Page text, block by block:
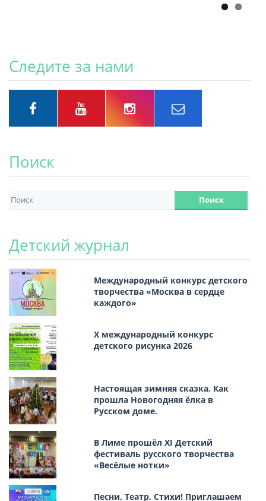
Следите за нами
Поиск
Детский журнал
Международный конкурс детского
творчества «Москва в сердце
каждого»
Х международный конкурс
детского рисунка 2026
Настоящая зимняя сказка. Как
прошла Новогодняя ёлка в
Русском доме.
В Лиме прошёл XI Детский
фестиваль русского творчества
«Весёлые нотки»
Песни, Театр, Стихи! Приглашаем